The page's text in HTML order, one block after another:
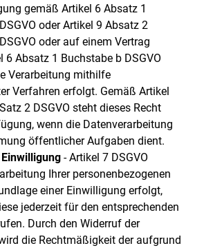
gemäß Artikel 6 Absatz 1
oder Artikel 9 Absatz 2
oder auf einem Vertrag
6 Absatz 1 Buchstabe b DSGVO
Verarbeitung mithilfe
Verfahren erfolgt. Gemäß Artikel
2 DSGVO steht dieses Recht
wenn die Datenverarbeitung
öffentlicher Aufgaben dient.
- Artikel 7 DSGVO
Ihrer personenbezogenen
einer Einwilligung erfolgt,
jederzeit für den entsprechenden
Durch den Widerruf der
die Rechtmäßigkeit der aufgrund